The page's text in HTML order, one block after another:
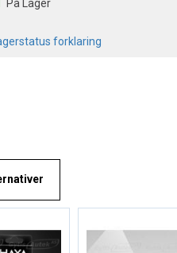
På Lager
forklaring